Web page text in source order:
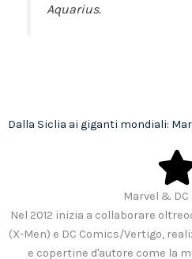
Aquarius.
Dalla Siclia ai giganti mondiali:
Marvel &
Nel 2012 inizia a collaborare
(X-Men) e DC Comics/Vertigo,
e copertine d'autore come la